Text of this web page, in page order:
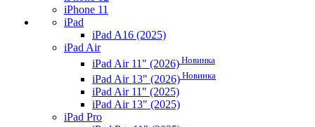
iPhone 11
iPad
iPad A16 (2025)
iPad Air
iPad Air 11" (2026) Новинка
iPad Air 13" (2026) Новинка
iPad Air 11" (2025)
iPad Air 13" (2025)
iPad Pro